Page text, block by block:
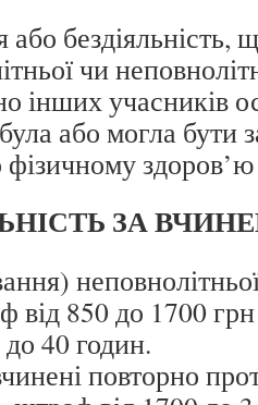
бездіяльність,
чи
інших учасників
або могла бути
здоров’ю
ЗА
від 850 до 1700
40 годин.
повторно